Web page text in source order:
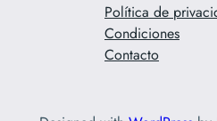
Política de
Condiciones
Contacto